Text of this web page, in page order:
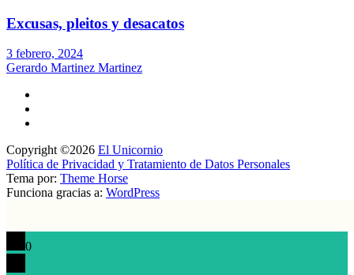
Excusas, pleitos y desacatos
3 febrero, 2024
Gerardo Martinez Martinez
Copyright ©2026 El Unicornio
Política de Privacidad y Tratamiento de Datos Personales
Tema por: Theme Horse
Funciona gracias a: WordPress
0